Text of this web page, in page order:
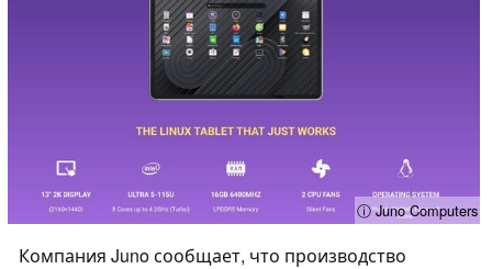
ⓘ Juno Computers
Компания Juno сообщает, что производство